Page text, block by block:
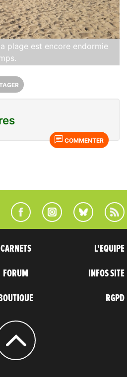
plage est encore endormie
COMMENTER
CARNETS
FORUM
BOUTIQUE
L'EQUIPE
INFOS SITE
RGPD